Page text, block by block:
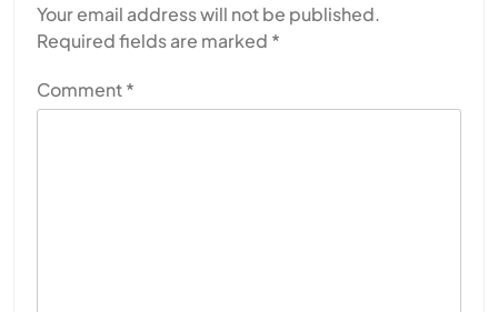
Your email address will not be published.
Required fields are marked *
Comment*